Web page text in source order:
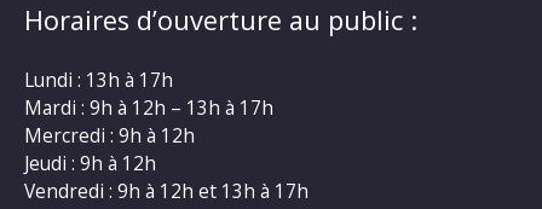
Horaires d’ouverture au public :
Lundi : 13h à 17h
Mardi : 9h à 12h – 13h à 17h
Mercredi : 9h à 12h
Jeudi : 9h à 12h
Vendredi : 9h à 12h et 13h à 17h